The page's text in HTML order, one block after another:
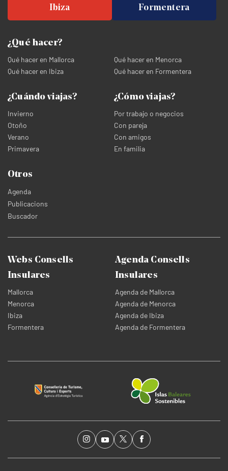
Ibiza Formentera
¿Qué hacer?
Qué hacer en Mallorca
Qué hacer en Menorca
Qué hacer en Ibiza
Qué hacer en Formentera
¿Cuándo viajas?
Invierno
Otoño
Verano
Primavera
¿Cómo viajas?
Por trabajo o negocios
Con pareja
Con amigos
En familia
Otros
Agenda
Publicacions
Buscador
Webs Consells
Insulares
Mallorca
Menorca
Ibiza
Formentera
Agenda Consells
Insulares
Agenda de Mallorca
Agenda de Menorca
Agenda de Ibiza
Agenda de Formentera